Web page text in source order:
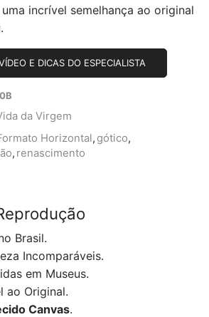
incrível semelhança ao original
E DICAS DO ESPECIALISTA
da Virgem
Horizontal, gótico,
, renascimento
Brasil.
Incomparáveis.
em Museus.
ao Original.
Canvas.